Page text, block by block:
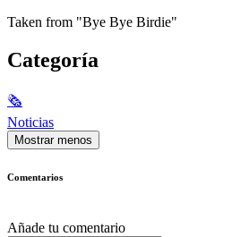
Taken from "Bye Bye Birdie"
Categoría
🗞
Noticias
Mostrar menos
Comentarios
Añade tu comentario